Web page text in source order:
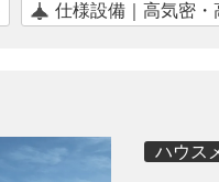
仕様設備｜高気密・
ハウス